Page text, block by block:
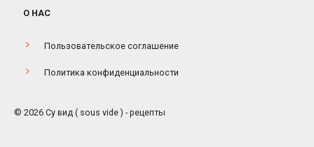
О НАС
Пользовательское соглашение
Политика конфиденциальности
© 2026 Су вид ( sous vide ) - рецепты